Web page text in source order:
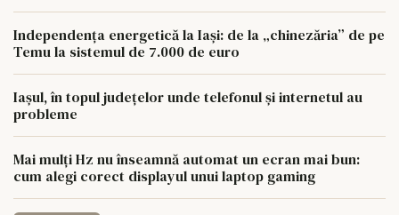
Independența energetică la Iași: de la „chinezăria” de pe
Temu la sistemul de 7.000 de euro
Iașul, în topul județelor unde telefonul și internetul au
probleme
Mai mulți Hz nu înseamnă automat un ecran mai bun:
cum alegi corect displayul unui laptop gaming